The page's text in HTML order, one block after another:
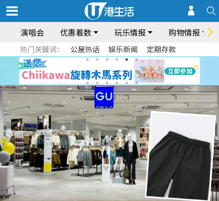
演唱会 优惠着数 玩乐情报 购物情报
热门关键词： 公屋热话 娱乐新闻 定期存款